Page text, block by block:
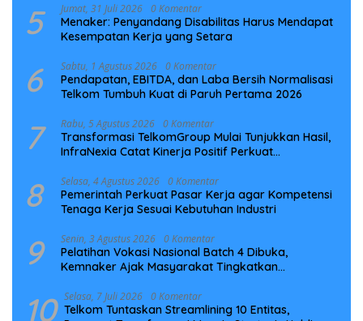
5 Jumat, 31 Juli 2026 0 Komentar
Menaker: Penyandang Disabilitas Harus Mendapat
Kesempatan Kerja yang Setara
6 Sabtu, 1 Agustus 2026 0 Komentar
Pendapatan, EBITDA, dan Laba Bersih Normalisasi
Telkom Tumbuh Kuat di Paruh Pertama 2026
7 Rabu, 5 Agustus 2026 0 Komentar
Transformasi TelkomGroup Mulai Tunjukkan Hasil,
InfraNexia Catat Kinerja Positif Perkuat
8 Selasa, 4 Agustus 2026 0 Komentar
Pemerintah Perkuat Pasar Kerja agar Kompetensi
Tenaga Kerja Sesuai Kebutuhan Industri
9 Senin, 3 Agustus 2026 0 Komentar
Pelatihan Vokasi Nasional Batch 4 Dibuka,
Kemnaker Ajak Masyarakat Tingkatkan
10 Selasa, 7 Juli 2026 0 Komentar
Telkom Tuntaskan Streamlining 10 Entitas,